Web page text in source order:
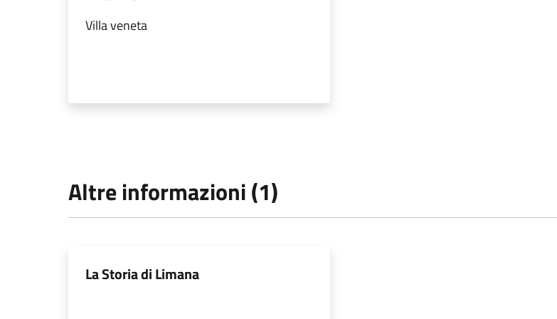
Villa veneta
Altre informazioni (1)
La Storia di Limana